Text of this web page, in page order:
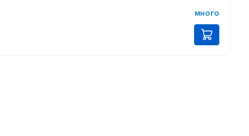
много